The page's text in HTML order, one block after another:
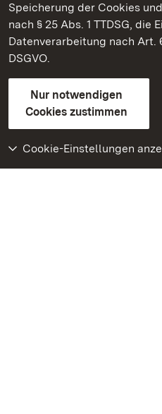
Speicherung der Cookies
nach § 25 Abs. 1 TTDSG,
Datenverarbeitung nach Art.
DSGVO.
Nur notwendigen
Cookies zustimmen
Cookie-Einstellungen
Staatliche Schlösser und
Kontakt
GebärdenspracheLeichte
Erklärung zur Barrierefreiheit
BITV-konform (geprüfte
Weiteres